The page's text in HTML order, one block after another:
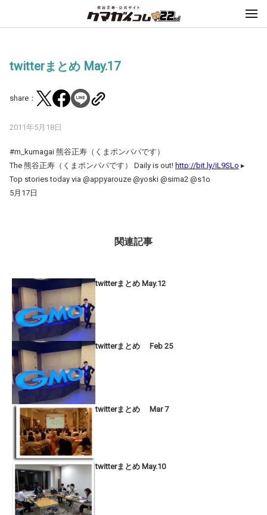
twitterまとめ May.17
share：
2011年5月18日
#m_kumagai 熊谷正寿（くまポンパパです）
The 熊谷正寿（くまポンパパです） Daily is out! http://bit.ly/iL9SLo ▸
Top stories today via @appyarouze @yoski @sima2 @s1o
5月17日
関連記事
twitterまとめ May.12
twitterまとめ Feb 25
twitterまとめ Mar 7
twitterまとめ May.10